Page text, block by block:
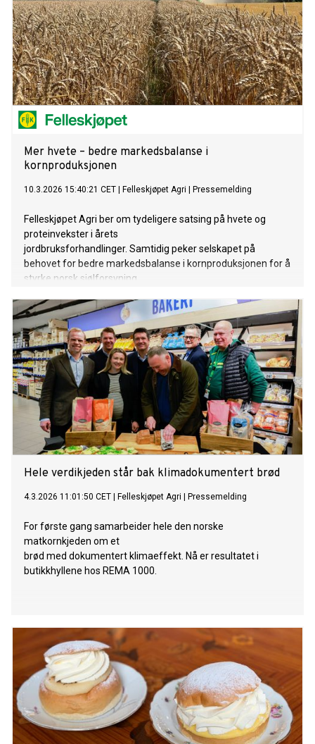
Mer hvete – bedre markedsbalanse i
kornproduksjonen
10.3.2026 15:40:21 CET Felleskjøpet Agri Pressemelding
Felleskjøpet Agri ber om tydeligere satsing på hvete og
proteinvekster i årets
jordbruksforhandlinger. Samtidig peker selskapet på
behovet for bedre markedsbalanse i kornproduksjonen for å
styrke norsk sjølforsyning.
Hele verdikjeden står bak klimadokumentert brød
4.3.2026 11:01:50 CET Felleskjøpet Agri Pressemelding
For første gang samarbeider hele den norske
matkornkjeden om et
brød med dokumentert klimaeffekt. Nå er resultatet i
butikkhyllene hos REMA 1000.